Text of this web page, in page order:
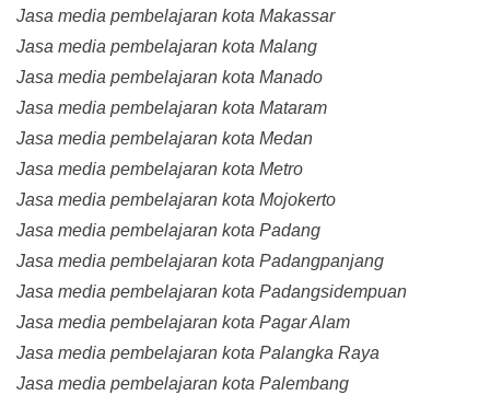
Jasa media pembelajaran kota Makassar
Jasa media pembelajaran kota Malang
Jasa media pembelajaran kota Manado
Jasa media pembelajaran kota Mataram
Jasa media pembelajaran kota Medan
Jasa media pembelajaran kota Metro
Jasa media pembelajaran kota Mojokerto
Jasa media pembelajaran kota Padang
Jasa media pembelajaran kota Padangpanjang
Jasa media pembelajaran kota Padangsidempuan
Jasa media pembelajaran kota Pagar Alam
Jasa media pembelajaran kota Palangka Raya
Jasa media pembelajaran kota Palembang